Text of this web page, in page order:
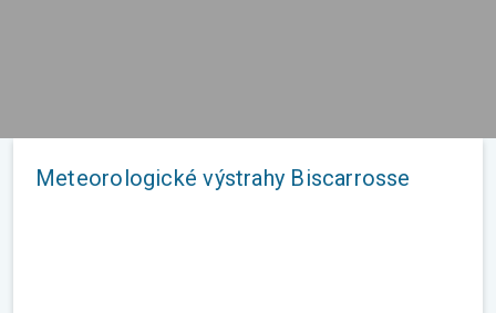
Meteorologické výstrahy Biscarrosse